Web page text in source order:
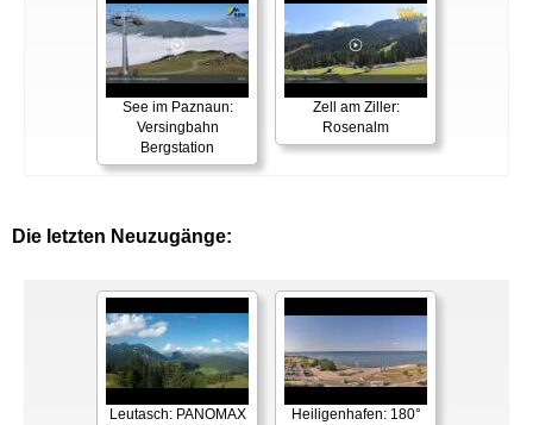
See im Paznaun:
Versingbahn
Bergstation
Zell am Ziller:
Rosenalm
Die letzten Neuzugänge:
Leutasch: PANOMAX
Heiligenhafen: 180°